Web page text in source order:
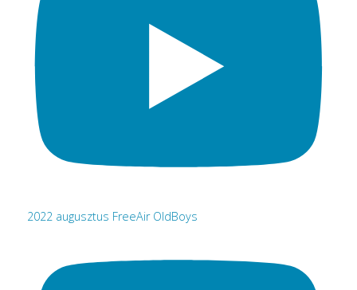
2022 augusztus FreeAir OldBoys